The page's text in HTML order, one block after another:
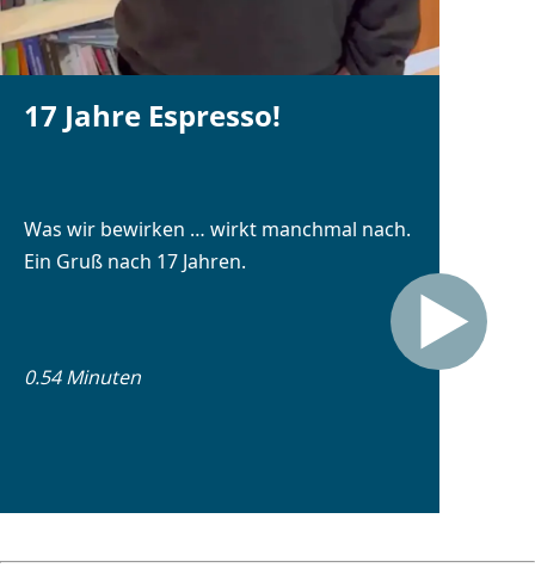
17 Jahre Espresso!
Was wir bewirken … wirkt manchmal nach.
Ein Gruß nach 17 Jahren.
0.54 Minuten